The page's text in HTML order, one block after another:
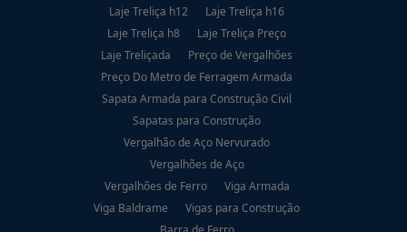
Laje Treliça h12
Laje Treliça h16
Laje Treliça h8
Laje Treliça Preço
Laje Treliçada
Preço de Vergalhões
Preço Do Metro de Ferragem Armada
Sapata Armada para Construção Civil
Sapatas para Construção
Vergalhão de Aço Nervurado
Vergalhões de Aço
Vergalhões de Ferro
Viga Armada
Viga Baldrame
Vigas para Construção